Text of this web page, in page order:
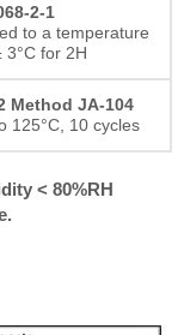
2-1
to a temperature
3°C for 2H
Method JA-104
125°C, 10 cycles
< 80%RH